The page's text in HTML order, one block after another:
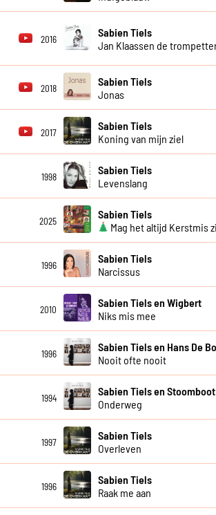
2016
Sabien Tiels
Jan Klaassen de
2018
Sabien Tiels
Jonas
2017
Sabien Tiels
Koning van mijn ziel
1998
Sabien Tiels
Levenslang
2025
Sabien Tiels
Mag het altijd Kerstmis
1996
Sabien Tiels
Narcissus
2010
Sabien Tiels en Wigbert
Niks mis mee
1996
Sabien Tiels en Hans De
Nooit ofte nooit
1994
Sabien Tiels en Stoomboot
Onderweg
1997
Sabien Tiels
Overleven
1996
Sabien Tiels
Raak me aan